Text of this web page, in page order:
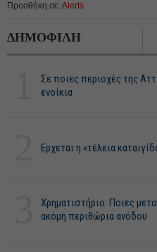
Προσθήκη σε: Alerts
ΔΗΜΟΦΙΛΗ
Σε ποιες περιοχές της
ενοίκια
Ερχεται η «τέλεια
Χρηματιστήριο: Ποιες
ακόμη περιθώρια ανόδου